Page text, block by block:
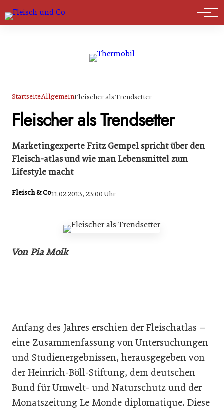
Marktführer
StartseiteAllgemeinFleischer als Trendsetter
Fleischer als Trendsetter
Marketingexperte Fritz Gempel spricht über den
Fleisch-atlas und wie man Lebensmittel zum
Lifestyle macht
Fleisch & Co11.02.2013, 23:00 Uhr
Von Pia Moik
Anfang des Jahres erschien der Fleischatlas –
eine Zusammenfassung von Untersuchungen
und Studienergebnissen, herausgegeben von
der Heinrich-Böll-Stiftung, dem deutschen
Bund für Umwelt- und Naturschutz und der
Monatszeitung Le Monde diplomatique. Diese